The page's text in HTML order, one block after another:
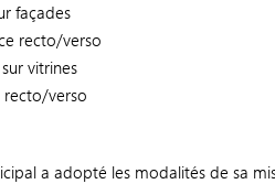
façades
recto/verso
vitrines
recto/verso
a adopté les modalités de sa